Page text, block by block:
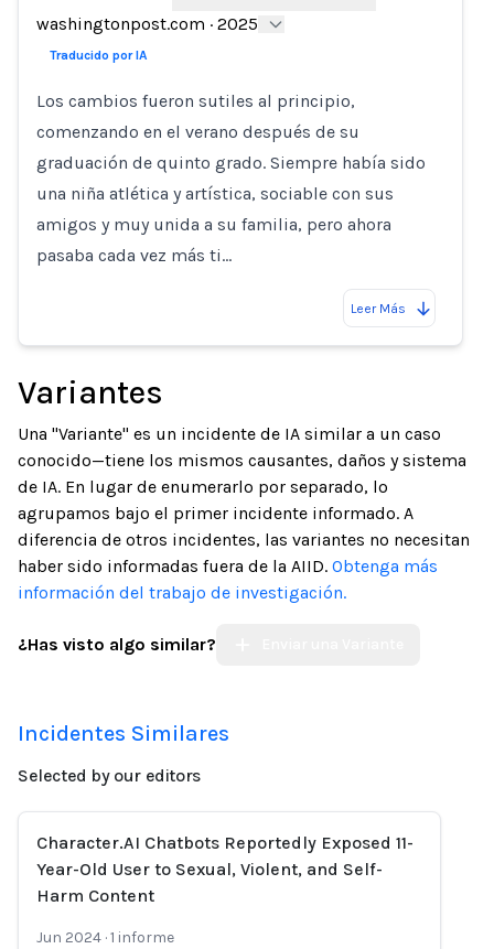
washingtonpost.com · 2025
Traducido por IA
Los cambios fueron sutiles al principio,
comenzando en el verano después de su
graduación de quinto grado. Siempre había sido
una niña atlética y artística, sociable con sus
amigos y muy unida a su familia, pero ahora
pasaba cada vez más ti…
Leer Más
Variantes
Una "Variante" es un incidente de IA similar a un caso
conocido—tiene los mismos causantes, daños y sistema
de IA. En lugar de enumerarlo por separado, lo
agrupamos bajo el primer incidente informado. A
diferencia de otros incidentes, las variantes no necesitan
haber sido informadas fuera de la AIID. Obtenga más
información del trabajo de investigación.
¿Has visto algo similar?
Incidentes Similares
Selected by our editors
Character.AI Chatbots Reportedly Exposed 11-
Year-Old User to Sexual, Violent, and Self-
Harm Content
Jun 2024 ·1 informe